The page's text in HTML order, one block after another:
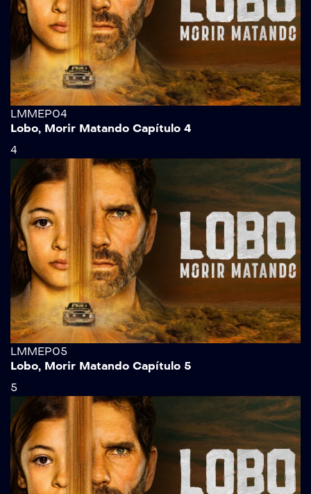
LMMEP04
Lobo, Morir Matando Capítulo 4
4
LMMEP05
Lobo, Morir Matando Capítulo 5
5